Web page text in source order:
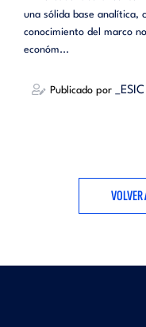
una sólida base analítica,
conocimiento del marco
económ...
Publicado por